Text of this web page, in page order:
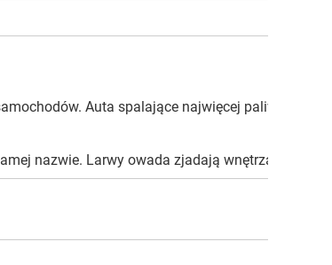
Auta spalające najwięcej paliwa
nazwie. Larwy owada zjadają wnętrza